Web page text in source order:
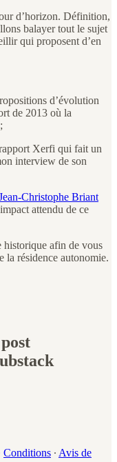
d’horizon. Définition,
balayer tout le sujet
qui proposent d’en
d’évolution
de 2013 où la
rapport Xerfi qui fait un
interview de son
Christophe Briant
attendu de ce
historique afin de vous
la résidence autonomie.
Conditions ∙ Avis de